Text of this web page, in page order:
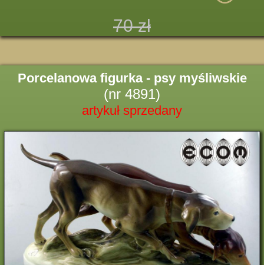
70 zł
Porcelanowa figurka - psy myśliwskie
(nr 4891)
artykuł sprzedany